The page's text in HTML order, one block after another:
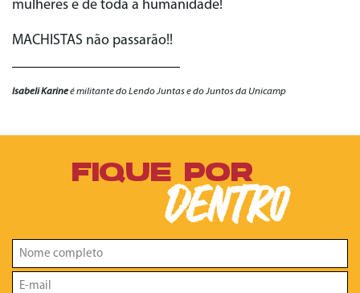
mulheres e de toda a humanidade!
MACHISTAS não passarão!!
Isabeli Karineé militante do Lendo Juntas e do Juntos da Unicamp
FIQUE POR
DENTRO